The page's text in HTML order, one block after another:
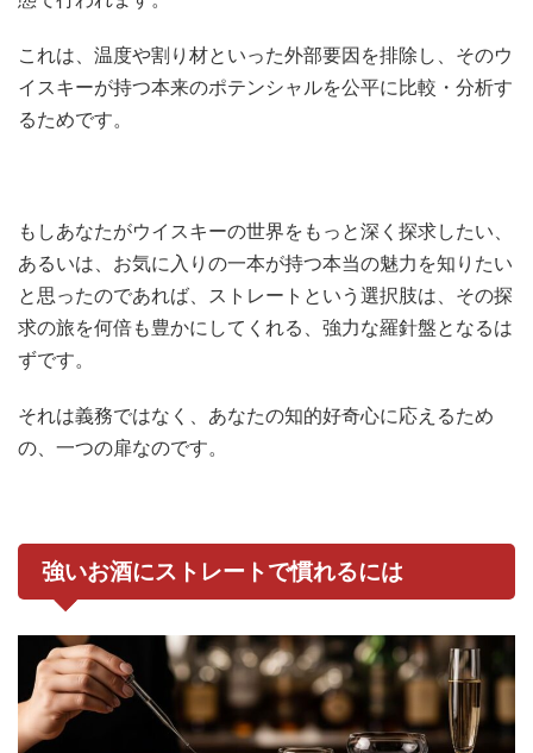
これは、温度や割り材といった外部要因を排除し、そのウ
イスキーが持つ本来のポテンシャルを公平に比較・分析す
るためです。
もしあなたがウイスキーの世界をもっと深く探求したい、
あるいは、お気に入りの一本が持つ本当の魅力を知りたい
と思ったのであれば、ストレートという選択肢は、その探
求の旅を何倍も豊かにしてくれる、強力な羅針盤となるは
ずです。
それは義務ではなく、あなたの知的好奇心に応えるため
の、一つの扉なのです。
強いお酒にストレートで慣れるには